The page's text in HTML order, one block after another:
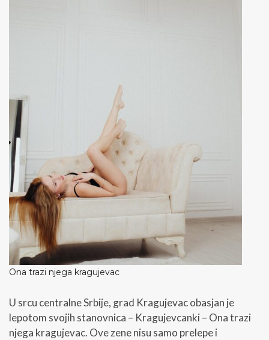
Ona trazi njega kragujevac
U srcu centralne Srbije, grad Kragujevac obasjan je
lepotom svojih stanovnica – Kragujevcanki – Ona trazi
njega kragujevac. Ove zene nisu samo prelepe i